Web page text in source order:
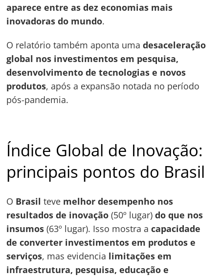
aparece entre as dez economias mais
inovadoras do mundo.
O relatório também aponta umadesaceleração
global nos investimentos em pesquisa,
desenvolvimento de tecnologias e novos
produtos, após a expansão notada no período
pós-pandemia.
Índice Global de Inovação:
principais pontos do Brasil
O Brasil teve melhor desempenho nos
resultados de inovação (50º lugar)do que nos
insumos (63º lugar). Isso mostra acapacidade
de converter investimentos em produtos e
serviços, mas evidencia limitações em
infraestrutura, pesquisa, educação e